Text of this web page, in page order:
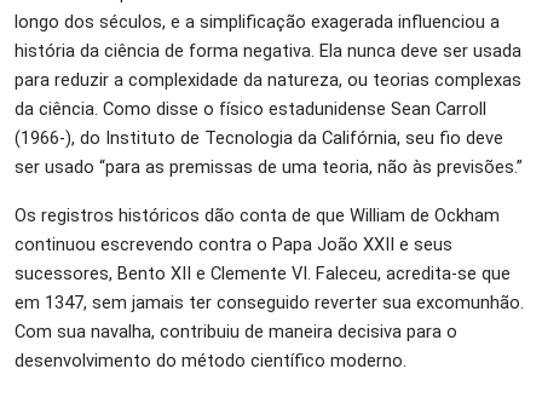
longo dos séculos, e a simplificação exagerada influenciou a
história da ciência de forma negativa. Ela nunca deve ser usada
para reduzir a complexidade da natureza, ou teorias complexas
da ciência. Como disse o físico estadunidense Sean Carroll
(1966-), do Instituto de Tecnologia da Califórnia, seu fio deve
ser usado “para as premissas de uma teoria, não às previsões.”
Os registros históricos dão conta de que William de Ockham
continuou escrevendo contra o Papa João XXII e seus
sucessores, Bento XII e Clemente VI. Faleceu, acredita-se que
em 1347, sem jamais ter conseguido reverter sua excomunhão.
Com sua navalha, contribuiu de maneira decisiva para o
desenvolvimento do método científico moderno.